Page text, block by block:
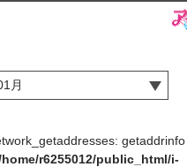
月
getaddrinfo
r6255012/public_html/i-